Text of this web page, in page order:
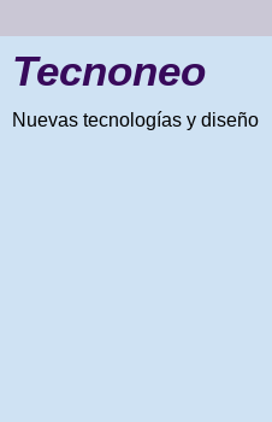
Tecnoneo
Nuevas tecnologías y diseño